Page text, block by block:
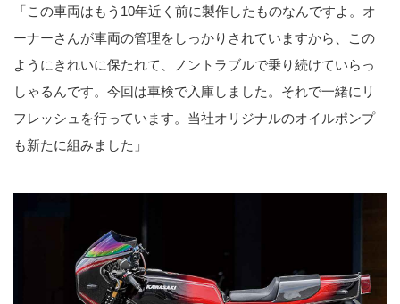
「この車両はもう10年近く前に製作したものなんですよ。オ
ーナーさんが車両の管理をしっかりされていますから、この
ようにきれいに保たれて、ノントラブルで乗り続けていらっ
しゃるんです。今回は車検で入庫しました。それで一緒にリ
フレッシュを行っています。当社オリジナルのオイルポンプ
も新たに組みました」